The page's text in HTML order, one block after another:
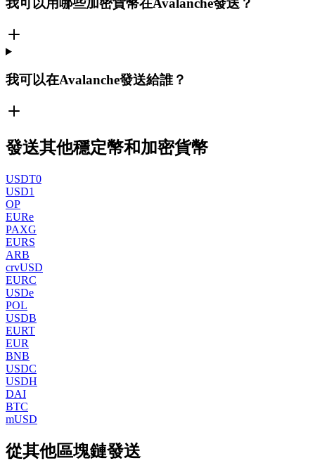
我可以用哪些加密貨幣在Avalanche發送？
我可以在Avalanche發送給誰？
發送其他穩定幣和加密貨幣
USDT0
USD1
OP
EURe
PAXG
EURS
ARB
crvUSD
EURC
USDe
POL
USDB
EURT
EUR
BNB
USDC
USDH
DAI
BTC
mUSD
從其他區塊鏈發送